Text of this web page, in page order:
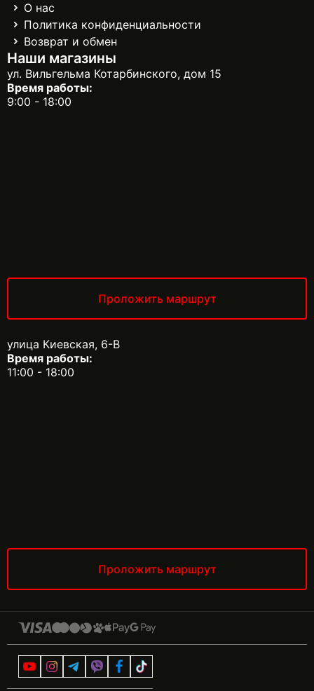
О нас
Политика конфиденциальности
Возврат и обмен
Наши магазины
ул. Вильгельма Котарбинского, дом 15
Время работы:
9:00 - 18:00
Проложить маршрут
улица Киевская, 6-В
Время работы:
11:00 - 18:00
Проложить маршрут